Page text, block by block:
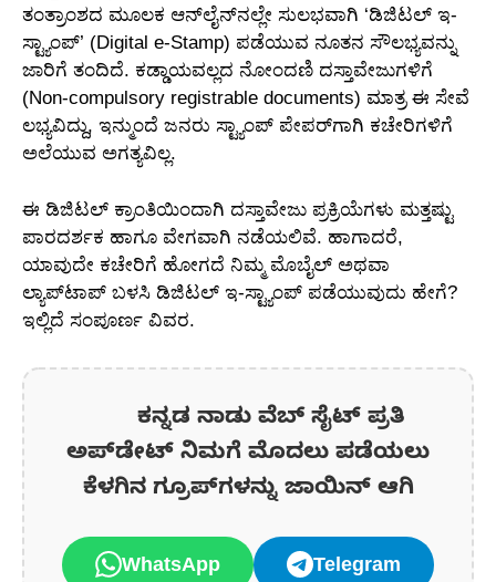
ತಂತ್ರಾಂಶದ ಮೂಲಕ ಆನ್‌ಲೈನ್‌ನಲ್ಲೇ ಸುಲಭವಾಗಿ ‘ಡಿಜಿಟಲ್ ಇ-
ಸ್ಟ್ಯಾಂಪ್’ (Digital e-Stamp) ಪಡೆಯುವ ನೂತನ ಸೌಲಭ್ಯವನ್ನು
ಜಾರಿಗೆ ತಂದಿದೆ. ಕಡ್ಡಾಯವಲ್ಲದ ನೋಂದಣಿ ದಸ್ತಾವೇಜುಗಳಿಗೆ
(Non-compulsory registrable documents) ಮಾತ್ರ ಈ ಸೇವೆ
ಲಭ್ಯವಿದ್ದು, ಇನ್ಮುಂದೆ ಜನರು ಸ್ಟ್ಯಾಂಪ್ ಪೇಪರ್‌ಗಾಗಿ ಕಚೇರಿಗಳಿಗೆ
ಅಲೆಯುವ ಅಗತ್ಯವಿಲ್ಲ.
ಈ ಡಿಜಿಟಲ್ ಕ್ರಾಂತಿಯಿಂದಾಗಿ ದಸ್ತಾವೇಜು ಪ್ರಕ್ರಿಯೆಗಳು ಮತ್ತಷ್ಟು
ಪಾರದರ್ಶಕ ಹಾಗೂ ವೇಗವಾಗಿ ನಡೆಯಲಿವೆ. ಹಾಗಾದರೆ,
ಯಾವುದೇ ಕಚೇರಿಗೆ ಹೋಗದೆ ನಿಮ್ಮ ಮೊಬೈಲ್ ಅಥವಾ
ಲ್ಯಾಪ್‌ಟಾಪ್ ಬಳಸಿ ಡಿಜಿಟಲ್ ಇ-ಸ್ಟ್ಯಾಂಪ್ ಪಡೆಯುವುದು ಹೇಗೆ?
ಇಲ್ಲಿದೆ ಸಂಪೂರ್ಣ ವಿವರ.
ಕನ್ನಡ ನಾಡು ವೆಬ್ ಸೈಟ್ ಪ್ರತಿ
ಅಪ್‌ಡೇಟ್‌ ನಿಮಗೆ ಮೊದಲು ಪಡೆಯಲು
ಕೆಳಗಿನ ಗ್ರೂಪ್‌ಗಳನ್ನು ಜಾಯಿನ್ ಆಗಿ
WhatsApp Telegram